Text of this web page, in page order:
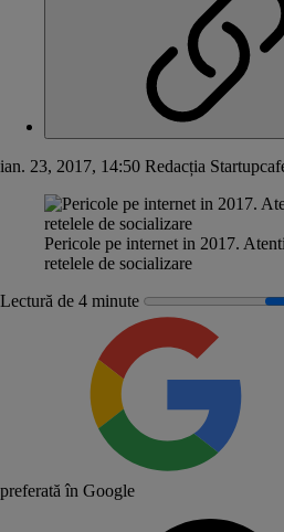
ian. 23, 2017, 14:50 Redacția
Pericole pe internet in 2017.
retelele de socializare
Lectură de 4 minute
preferată în Google